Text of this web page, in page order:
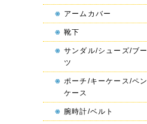
アームカバー
靴下
サンダル/シューズ/ブー
ツ
ポーチ/キーケース/ペン
ケース
腕時計/ベルト